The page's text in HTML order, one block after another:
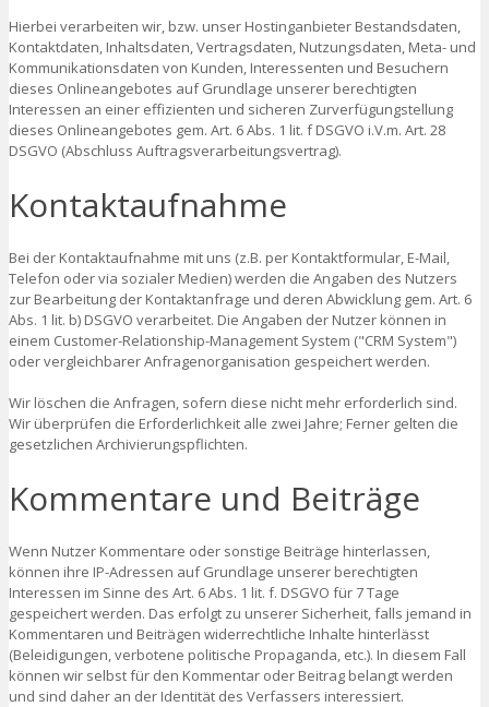
Hierbei verarbeiten wir, bzw. unser Hostinganbieter Bestandsdaten,
Kontaktdaten, Inhaltsdaten, Vertragsdaten, Nutzungsdaten, Meta- und
Kommunikationsdaten von Kunden, Interessenten und Besuchern
dieses Onlineangebotes auf Grundlage unserer berechtigten
Interessen an einer effizienten und sicheren Zurverfügungstellung
dieses Onlineangebotes gem. Art. 6 Abs. 1 lit. f DSGVO i.V.m. Art. 28
DSGVO (Abschluss Auftragsverarbeitungsvertrag).
Kontaktaufnahme
Bei der Kontaktaufnahme mit uns (z.B. per Kontaktformular, E-Mail,
Telefon oder via sozialer Medien) werden die Angaben des Nutzers
zur Bearbeitung der Kontaktanfrage und deren Abwicklung gem. Art. 6
Abs. 1 lit. b) DSGVO verarbeitet. Die Angaben der Nutzer können in
einem Customer-Relationship-Management System ("CRM System")
oder vergleichbarer Anfragenorganisation gespeichert werden.
Wir löschen die Anfragen, sofern diese nicht mehr erforderlich sind.
Wir überprüfen die Erforderlichkeit alle zwei Jahre; Ferner gelten die
gesetzlichen Archivierungspflichten.
Kommentare und Beiträge
Wenn Nutzer Kommentare oder sonstige Beiträge hinterlassen,
können ihre IP-Adressen auf Grundlage unserer berechtigten
Interessen im Sinne des Art. 6 Abs. 1 lit. f. DSGVO für 7 Tage
gespeichert werden. Das erfolgt zu unserer Sicherheit, falls jemand in
Kommentaren und Beiträgen widerrechtliche Inhalte hinterlässt
(Beleidigungen, verbotene politische Propaganda, etc.). In diesem Fall
können wir selbst für den Kommentar oder Beitrag belangt werden
und sind daher an der Identität des Verfassers interessiert.